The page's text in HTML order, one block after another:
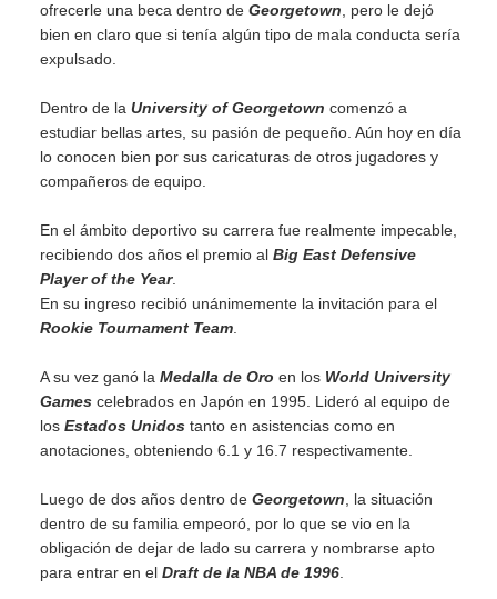
ofrecerle una beca dentro de Georgetown , pero le dejó
bien en claro que si tenía algún tipo de mala conducta sería
expulsado.
Dentro de la University of Georgetown comenzó a
estudiar bellas artes, su pasión de pequeño. Aún hoy en día
lo conocen bien por sus caricaturas de otros jugadores y
compañeros de equipo.
En el ámbito deportivo su carrera fue realmente impecable,
recibiendo dos años el premio al Big East Defensive
Player of the Year.
En su ingreso recibió unánimemente la invitación para el
Rookie Tournament Team
A su vez ganó la Medalla de Oro en los World University
Games celebrados en Japón en 1995. Lideró al equipo de
los Estados Unidos tanto en asistencias como en
anotaciones, obteniendo 6.1 y 16.7 respectivamente.
Luego de dos años dentro de Georgetown , la situación
dentro de su familia empeoró, por lo que se vio en la
obligación de dejar de lado su carrera y nombrarse apto
para entrar en el Draft de la NBA de 1996